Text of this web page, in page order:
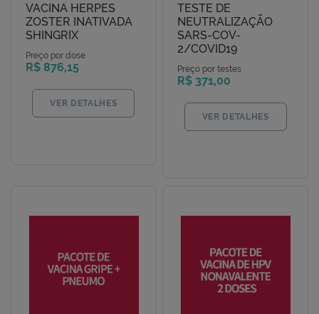
VACINA HERPES
ZOSTER INATIVADA
SHINGRIX
Preço por dose
R$ 876,15
VER DETALHES
TESTE DE
NEUTRALIZAÇÃO
SARS-COV-
2/COVID19
Preço por testes
R$ 371,00
VER DETALHES